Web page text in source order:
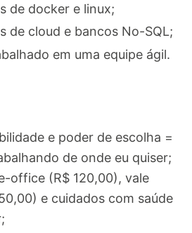
de docker e linux;
de cloud e bancos No-SQL;
em uma equipe ágil.
e poder de escolha =
de onde eu quiser;
office (R$ 120,00), vale
e cuidados com saúde